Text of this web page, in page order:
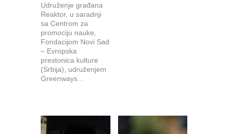
Udruženje građana
Reaktor, u saradnji
sa Centrom za
promociju nauke,
Fondacijom Novi Sad
– Evropska
prestonica kulture
(Srbija), udruženjem
Greenways...